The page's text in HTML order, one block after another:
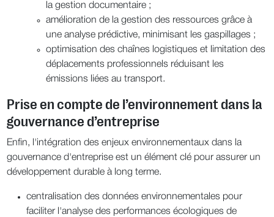
la gestion documentaire ;
amélioration de la gestion des ressources grâce à
une analyse prédictive, minimisant les gaspillages ;
optimisation des chaînes logistiques et limitation des
déplacements professionnels réduisant les
émissions liées au transport.
Prise en compte de l’environnement dans la
gouvernance d’entreprise
Enfin, l'intégration des enjeux environnementaux dans la
gouvernance d'entreprise est un élément clé pour assurer un
développement durable à long terme.
centralisation des données environnementales pour
faciliter l'analyse des performances écologiques de